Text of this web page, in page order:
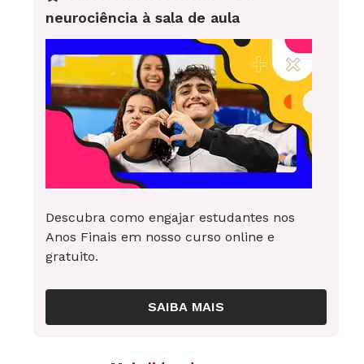
Créditos: Karla Avanço Formação: professora de
inglês
neurociência à sala de aula
Descubra como engajar estudantes nos
Anos Finais em nosso curso online e
gratuito.
SAIBA MAIS